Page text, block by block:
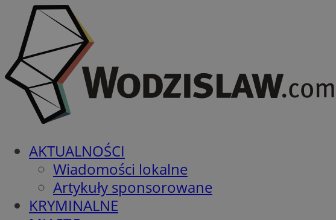
AKTUALNOŚCI
Wiadomości lokalne
Artykuły sponsorowane
KRYMINALNE